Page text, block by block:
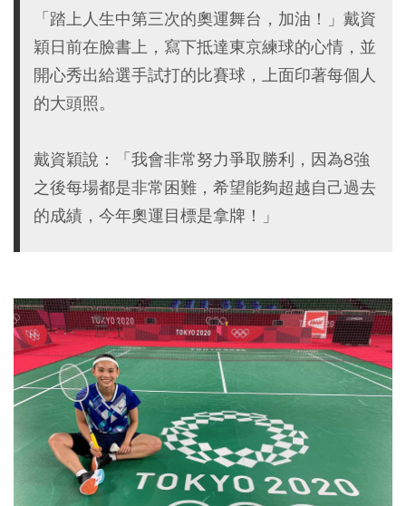
「踏上人生中第三次的奧運舞台，加油！」戴資
穎日前在臉書上，寫下抵達東京練球的心情，並
開心秀出給選手試打的比賽球，上面印著每個人
的大頭照。
戴資穎說：「我會非常努力爭取勝利，因為8強
之後每場都是非常困難，希望能夠超越自己過去
的成績，今年奧運目標是拿牌！」